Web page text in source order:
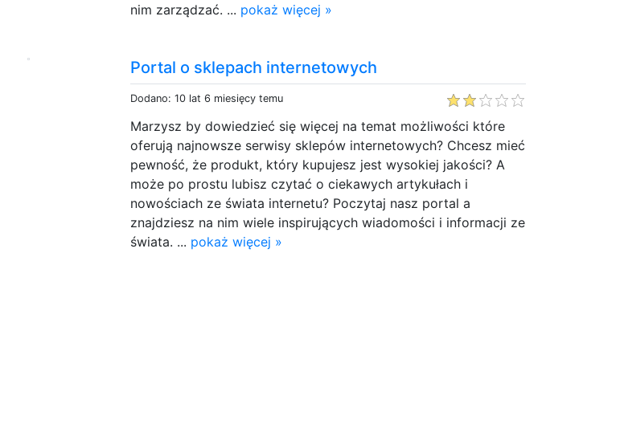
nim zarządzać. ... pokaż więcej »
Portal o sklepach internetowych
Dodano: 10 lat 6 miesięcy temu
Marzysz by dowiedzieć się więcej na temat możliwości które
oferują najnowsze serwisy sklepów internetowych? Chcesz mieć
pewność, że produkt, który kupujesz jest wysokiej jakości? A
może po prostu lubisz czytać o ciekawych artykułach i
nowościach ze świata internetu? Poczytaj nasz portal a
znajdziesz na nim wiele inspirujących wiadomości i informacji ze
świata. ... pokaż więcej »